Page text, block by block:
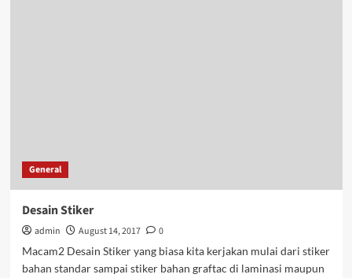
General
Desain Stiker
admin August 14, 2017
0
Macam2 Desain Stiker yang biasa kita kerjakan mulai dari stiker
bahan standar sampai stiker bahan graftac di laminasi maupun